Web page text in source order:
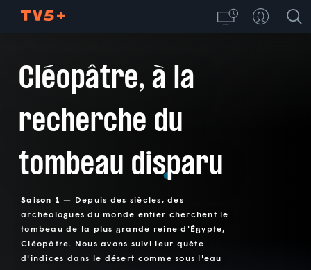
Cléopâtre, à la
recherche du
tombeau disparu
Saison 1 — Depuis des siècles, des
archéologues du monde entier cherchent le
tombeau de la plus grande reine d'Égypte,
Cléopâtre. Nous avons suivi leur quête
d'indices dans le désert comme sous l'eau